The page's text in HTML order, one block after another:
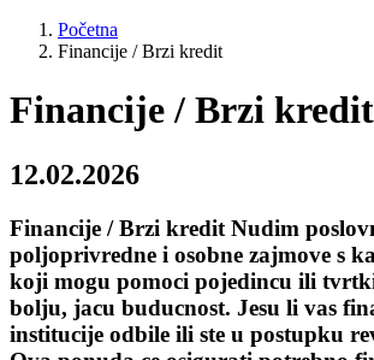
Početna
Financije / Brzi kredit
Financije / Brzi kredit
12.02.2026
Financije / Brzi kredit Nudim
poljoprivredne i osobne zajmove s
koji mogu pomoci pojedincu ili
bolju, jacu buducnost. Jesu li vas
institucije odbile ili ste u postupku